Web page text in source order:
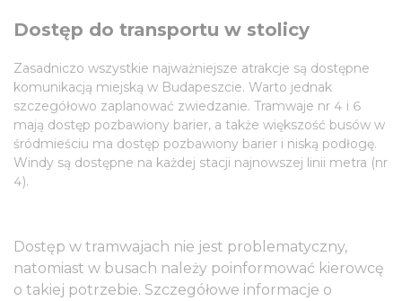
Dostęp do transportu w stolicy
Zasadniczo wszystkie najważniejsze atrakcje są dostępne
komunikacją miejską w Budapeszcie. Warto jednak
szczegółowo zaplanować zwiedzanie. Tramwaje nr 4 i 6
mają dostęp pozbawiony barier, a także większość busów w
śródmieściu ma dostęp pozbawiony barier i niską podłogę.
Windy są dostępne na każdej stacji najnowszej linii metra (nr
4).
Dostęp w tramwajach nie jest problematyczny,
natomiast w busach należy poinformować kierowcę
o takiej potrzebie. Szczegółowe informacje o